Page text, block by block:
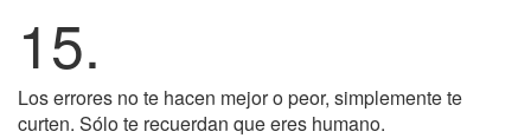
15.
Los errores no te hacen mejor o peor, simplemente te
curten. Sólo te recuerdan que eres humano.